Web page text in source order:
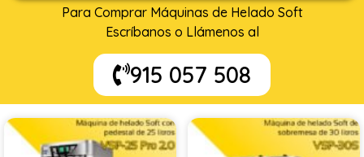
Para Comprar Máquinas de Helado Soft
Escríbanos o Llámenos al
915 057 508